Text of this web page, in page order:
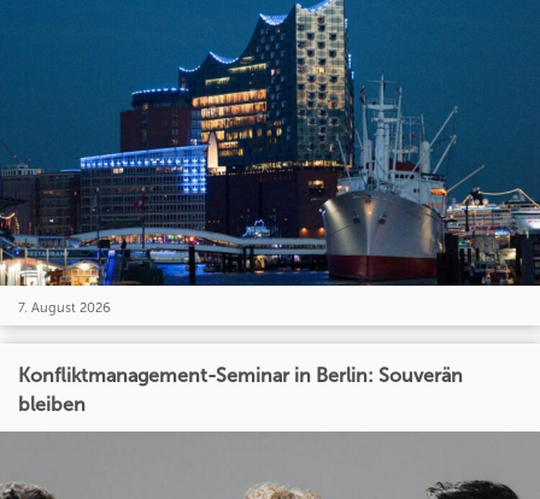
7. August 2026
Konfliktmanagement-Seminar in Berlin: Souverän
bleiben